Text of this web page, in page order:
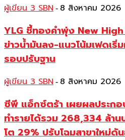
ผู้เขียน 3 SBN - 8 สิงหาคม 2026
YLG ชี้ทองคำพุ่ง New
ข่าวน้ำมันลง-แนวโน้มเฟดเริ่
รอบปรับฐาน
ผู้เขียน 3 SBN - 8 สิงหาคม 2026
ซีพี แอ็กซ์ตร้า เผยผลประก
ทำรายได้รวม 268,334 ล้า
โต 29% ปรับโฉมสาขาใหม่ดั